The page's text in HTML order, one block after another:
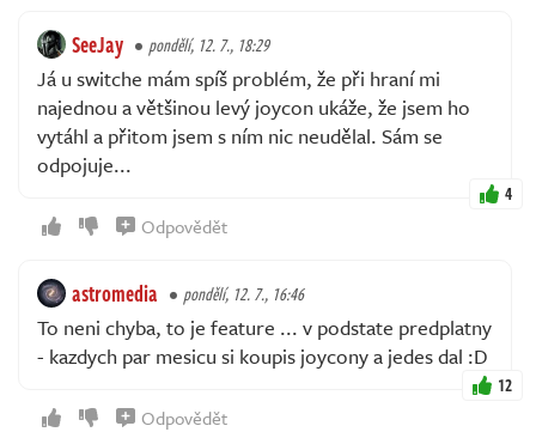
SeeJay pondělí, 12. 7., 18:29
Já u switche mám spíš problém, že při hraní mi
najednou a většinou levý joycon ukáže, že jsem ho
vytáhl a přitom jsem s ním nic neudělal. Sám se
odpojuje...
4
Odpovědět
astromedia pondělí, 12. 7., 16:46
To neni chyba, to je feature ... v podstate predplatny
- kazdych par mesicu si koupis joycony a jedes dal :D
12
Odpovědět